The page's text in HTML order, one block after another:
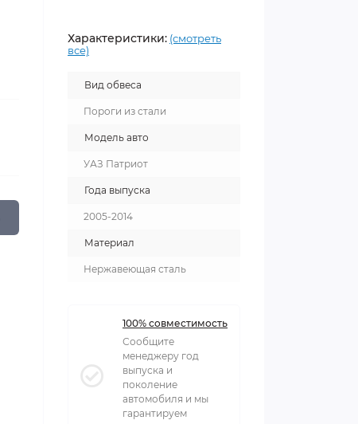
Характеристики: (смотреть
все)
Вид обвеса
Пороги из стали
Модель авто
УАЗ Патриот
Года выпуска
2005-2014
Материал
Нержавеющая сталь
100% совместимость
Сообщите
менеджеру год
выпуска и
поколение
автомобиля и мы
гарантируем